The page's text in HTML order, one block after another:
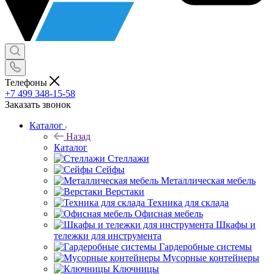
Телефоны
+7 499 348-15-58
Заказать звонок
Каталог
Назад
Каталог
Стеллажи
Сейфы
Металлическая мебель
Верстаки
Техника для склада
Офисная мебель
Шкафы и
тележки для инструмента
Гардеробные системы
Мусорные контейнеры
Ключницы